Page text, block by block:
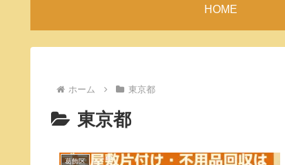
HOME
ホーム 東京都
東京都
葛飾区